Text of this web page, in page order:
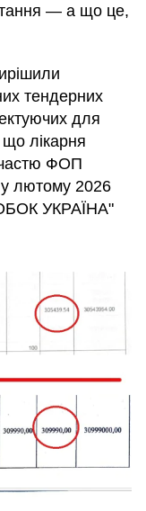
— а що це,
тендерних
для
що лікарня
ФОП
у лютому 2026
УКРАЇНА"